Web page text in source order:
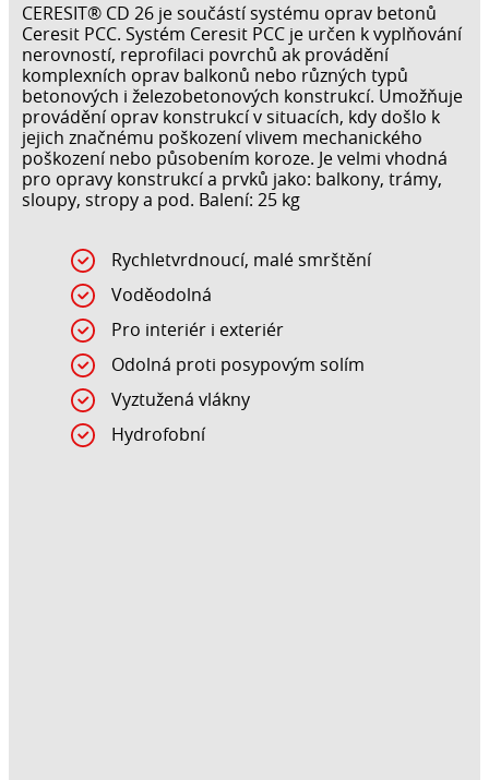
CERESIT® CD 26 je součástí systému oprav betonů
Ceresit PCC. Systém Ceresit PCC je určen k vyplňování
nerovností, reprofilaci povrchů ak provádění
komplexních oprav balkonů nebo různých typů
betonových i železobetonových konstrukcí. Umožňuje
provádění oprav konstrukcí v situacích, kdy došlo k
jejich značnému poškození vlivem mechanického
poškození nebo působením koroze. Je velmi vhodná
pro opravy konstrukcí a prvků jako: balkony, trámy,
sloupy, stropy a pod. Balení: 25 kg
Rychletvrdnoucí, malé smrštění
Voděodolná
Pro interiér i exteriér
Odolná proti posypovým solím
Vyztužená vlákny
Hydrofobní